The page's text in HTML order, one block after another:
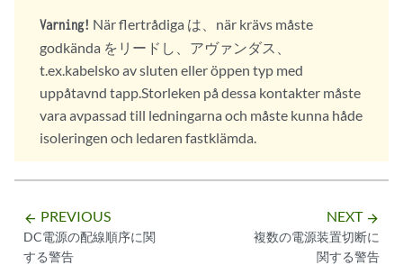
Varning! När flertrådiga は、när krävs måste
godkända をリードし、アヴァンダス、
t.ex.kabelsko av sluten eller öppen typ med
uppåtavnd tapp.Storleken på dessa kontakter måste
vara avpassad till ledningarna och måste kunna håde
isoleringen och ledaren fastklämda.
arrow_backward PREVIOUS
DC電源の配線順序に関
する警告
NEXT arrow_forward
複数の電源装置切断に
関する警告